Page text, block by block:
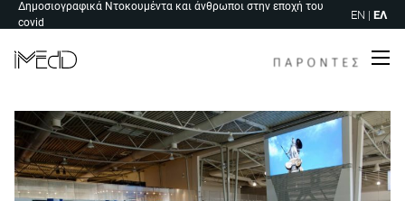
Skip
to
content
Δημοσιογραφικά Ντοκουμέντα και άνθρωποι στην εποχή του
covid
EN | ΕΛ